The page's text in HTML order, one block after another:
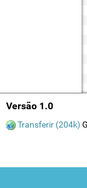
Versão 1.0
Transferir (204k)